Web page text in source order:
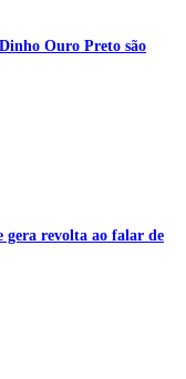
Ouro Preto são
gera revolta ao falar de